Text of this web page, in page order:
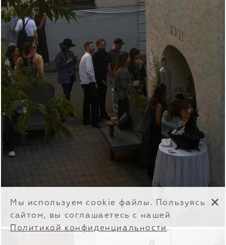
Мы используем cookie файлы. Пользуясь
сайтом, вы соглашаетесь с нашей
Политикой конфиденциальности.
✕